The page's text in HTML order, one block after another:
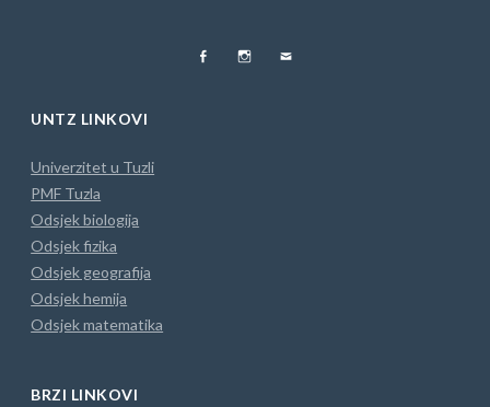
UNTZ LINKOVI
Univerzitet u Tuzli
PMF Tuzla
Odsjek biologija
Odsjek fizika
Odsjek geografija
Odsjek hemija
Odsjek matematika
BRZI LINKOVI